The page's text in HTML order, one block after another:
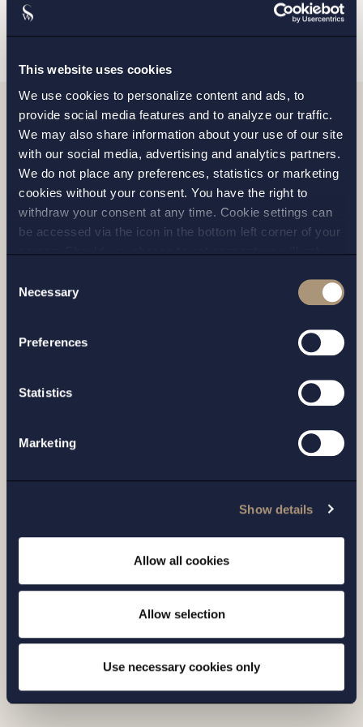
This website uses cookies
We use cookies to personalize content and ads, to
provide social media features and to analyze our traffic.
We may also share information about your use of our site
with our social media, advertising and analytics partners.
We do not place any preferences, statistics or marketing
cookies without your consent. You have the right to
withdraw your consent at any time. Cookie settings can
be accessed via the icon in the bottom left corner of your
screen. Should you choose to not consent we will only
andprivacy policy
for more details on cookies and our
Selection
Necessary
Preferences
Statistics
Marketing
Show details
Allow all cookies
Allow selection
Use necessary cookies only
Relaterade nyheter
ARTIKEL |
handeln med medicintekniska produkter
Läs mer